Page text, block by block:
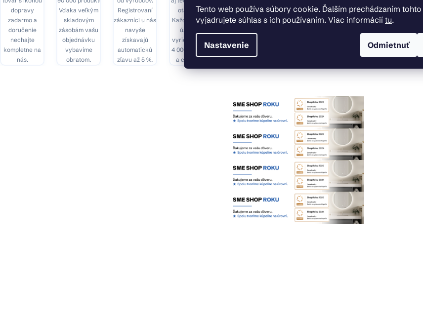
Tento web používa súbory cookie. Ďalším prechádzaním tohto
vyjadrujete súhlas s ich používaním. Viac informácií tu.
Nastavenie Odmietnuť
dopravy
zadarmo a
doručenie
nechajte
kompletne na
nás.
Vďaka veľkým
skladovým
zásobám vašu
objednávku
vybavíme
obratom.
Registrovaní
zákazníci u nás
navyše
získavajú
automatickú
zľavu až 5 %.
otázkami.
Každý mesiac
úspešne
vyriešime cez
4 000 hovorov
a e-mailov.
Obklady,
Výpredaj